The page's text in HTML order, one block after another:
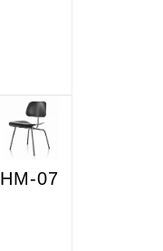
HM-07